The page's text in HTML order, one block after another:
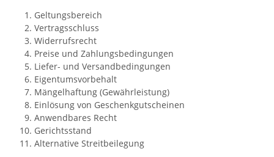
Geltungsbereich
Vertragsschluss
Widerrufsrecht
Preise und Zahlungsbedingungen
Liefer- und Versandbedingungen
Eigentumsvorbehalt
Mängelhaftung (Gewährleistung)
Einlösung von Geschenkgutscheinen
Anwendbares Recht
Gerichtsstand
Alternative Streitbeilegung